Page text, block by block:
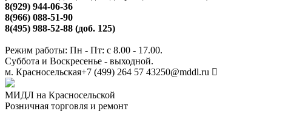
8(929) 944-06-36
8(966) 088-51-90
8(495) 988-52-88 (доб. 125)
Режим работы: Пн - Пт: с 8.00 - 17.00.
Суббота и Воскресенье - выходной.
м. Красносельская+7 (499) 264 57 43250@mddl.ru
МИДЛ на Красносельской
Розничная торговля и ремонт